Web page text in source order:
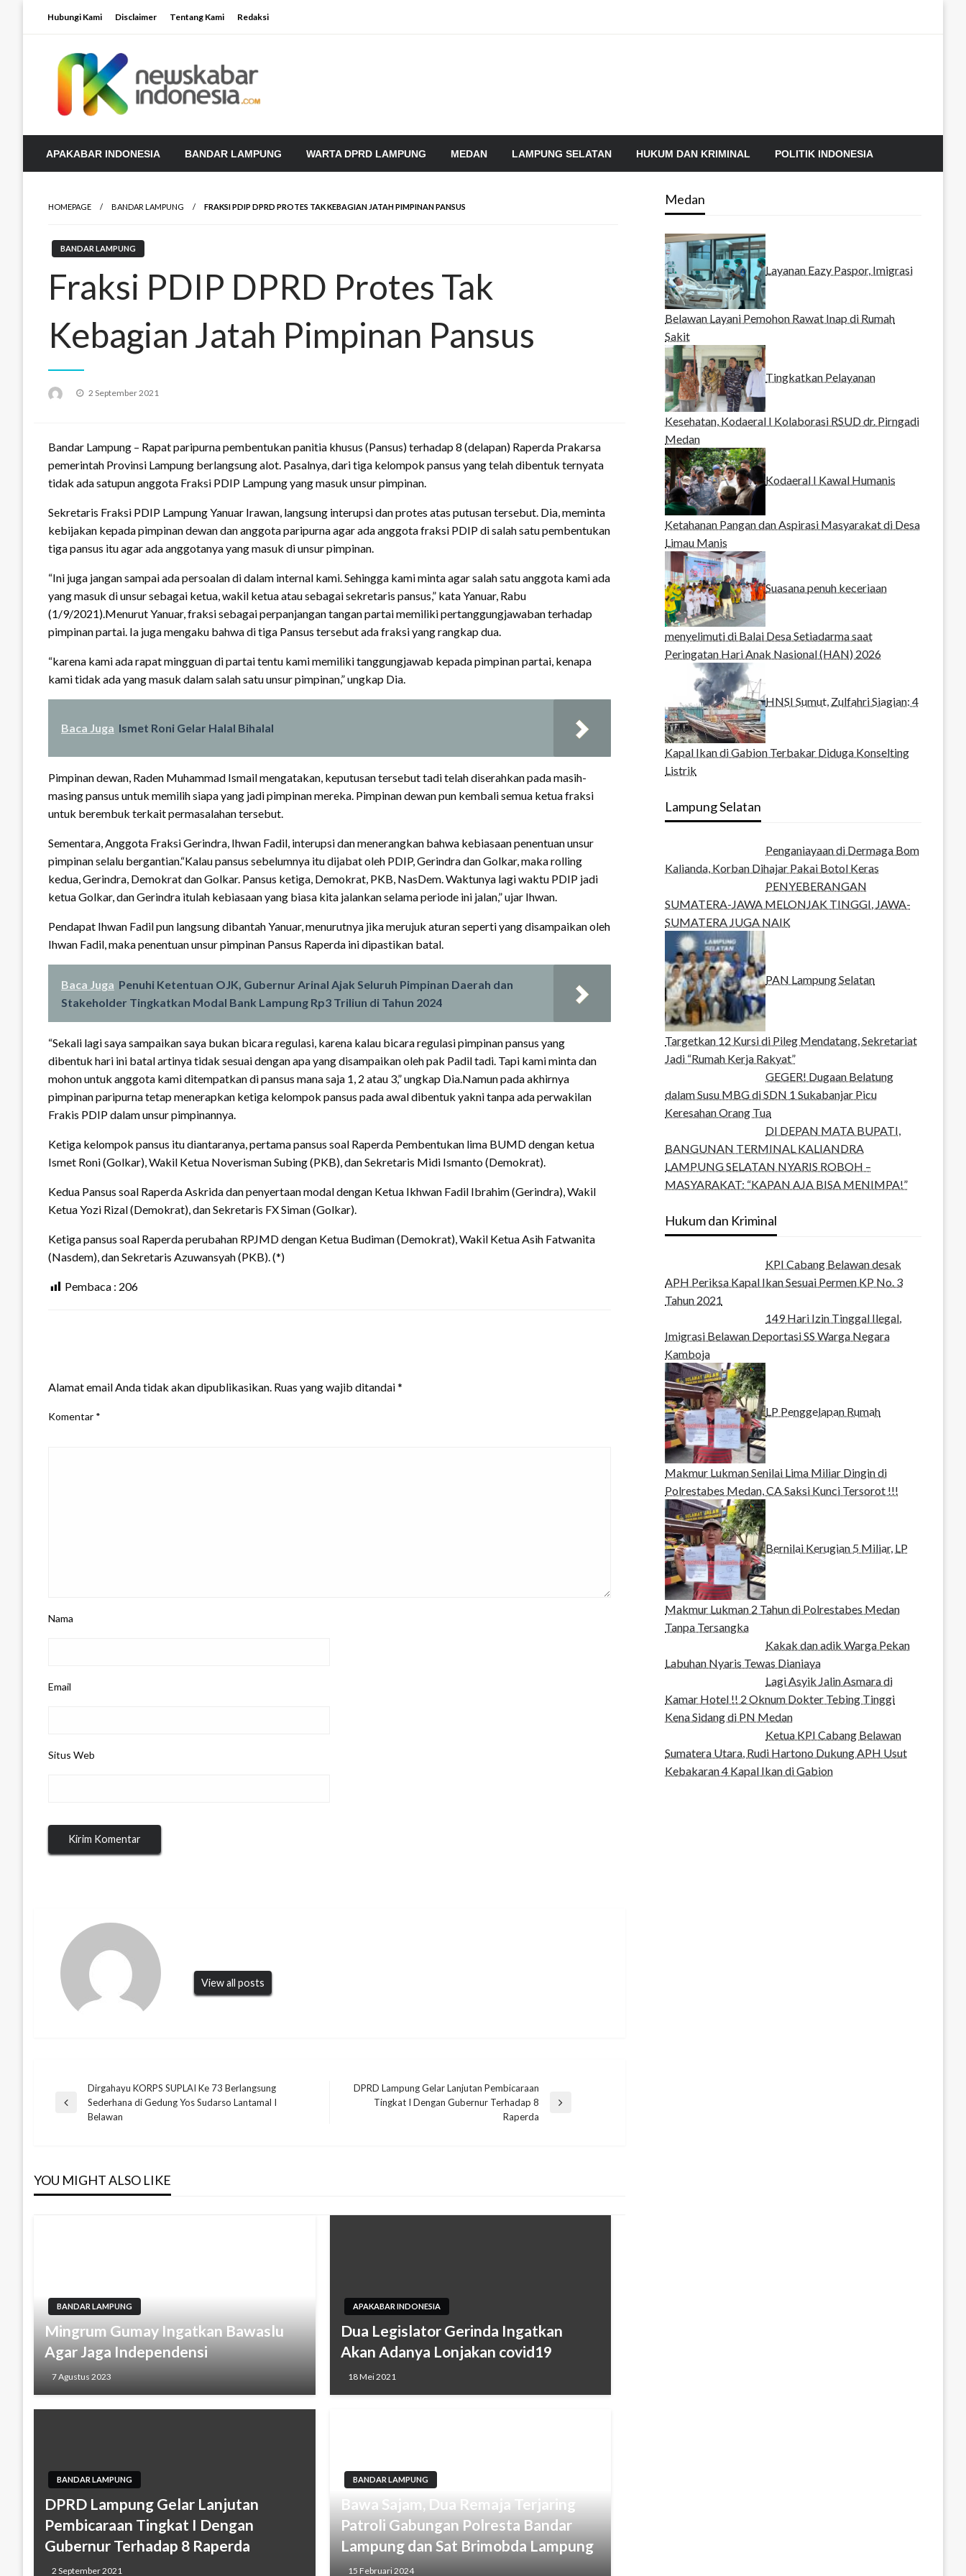
Hubungi Kami Disclaimer Tentang Kami Redaksi
APAKABAR INDONESIA BANDAR LAMPUNG WARTA DPRD LAMPUNG MEDAN LAMPUNG SELATAN HUKUM DAN KRIMINAL POLITIK INDONESIA
HOMEPAGE BANDAR LAMPUNG FRAKSI PDIP DPRD PROTES TAK KEBAGIAN JATAH PIMPINAN PANSUS
BANDAR LAMPUNG
Fraksi PDIP DPRD Protes Tak
Kebagian Jatah Pimpinan Pansus
Posted
2 September 2021
Bandar Lampung – Rapat paripurna pembentukan panitia khusus (Pansus) terhadap 8 (delapan) Raperda Prakarsa
pemerintah Provinsi Lampung berlangsung alot. Pasalnya, dari tiga kelompok pansus yang telah dibentuk ternyata
tidak ada satupun anggota Fraksi PDIP Lampung yang masuk unsur pimpinan.
Sekretaris Fraksi PDIP Lampung Yanuar Irawan, langsung interupsi dan protes atas putusan tersebut. Dia, meminta
kebijakan kepada pimpinan dewan dan anggota paripurna agar ada anggota fraksi PDIP di salah satu pembentukan
tiga pansus itu agar ada anggotanya yang masuk di unsur pimpinan.
“Ini juga jangan sampai ada persoalan di dalam internal kami. Sehingga kami minta agar salah satu anggota kami ada
yang masuk di unsur sebagai ketua, wakil ketua atau sebagai sekretaris pansus,” kata Yanuar, Rabu
(1/9/2021).Menurut Yanuar, fraksi sebagai perpanjangan tangan partai memiliki pertanggungjawaban terhadap
pimpinan partai. Ia juga mengaku bahwa di tiga Pansus tersebut ada fraksi yang rangkap dua.
“karena kami ada rapat mingguan di partai tentu kami memiliki tanggungjawab kepada pimpinan partai, kenapa
kami tidak ada yang masuk dalam salah satu unsur pimpinan,” ungkap Dia.
Baca Juga Ismet Roni Gelar Halal Bihalal
Pimpinan dewan, Raden Muhammad Ismail mengatakan, keputusan tersebut tadi telah diserahkan pada masih-
masing pansus untuk memilih siapa yang jadi pimpinan mereka. Pimpinan dewan pun kembali semua ketua fraksi
untuk berembuk terkait permasalahan tersebut.
Sementara, Anggota Fraksi Gerindra, Ihwan Fadil, interupsi dan menerangkan bahwa kebiasaan penentuan unsur
pimpinan selalu bergantian.“Kalau pansus sebelumnya itu dijabat oleh PDIP, Gerindra dan Golkar, maka rolling
kedua, Gerindra, Demokrat dan Golkar. Pansus ketiga, Demokrat, PKB, NasDem. Waktunya lagi waktu PDIP jadi
ketua Golkar, dan Gerindra itulah kebiasaan yang biasa kita jalankan selama periode ini jalan,” ujar Ihwan.
Pendapat Ihwan Fadil pun langsung dibantah Yanuar, menurutnya jika merujuk aturan seperti yang disampaikan oleh
Ihwan Fadil, maka penentuan unsur pimpinan Pansus Raperda ini dipastikan batal.
Baca Juga Penuhi Ketentuan OJK, Gubernur Arinal Ajak Seluruh Pimpinan Daerah dan
Stakeholder Tingkatkan Modal Bank Lampung Rp3 Triliun di Tahun 2024
“Sekali lagi saya sampaikan saya bukan bicara regulasi, karena kalau bicara regulasi pimpinan pansus yang
dibentuk hari ini batal artinya tidak sesuai dengan apa yang disampaikan oleh pak Padil tadi. Tapi kami minta dan
mohon untuk anggota kami ditempatkan di pansus mana saja 1, 2 atau 3,” ungkap Dia.Namun pada akhirnya
pimpinan paripurna tetap menerapkan ketiga kelompok pansus pada awal dibentuk yakni tanpa ada perwakilan
Frakis PDIP dalam unsur pimpinannya.
Ketiga kelompok pansus itu diantaranya, pertama pansus soal Raperda Pembentukan lima BUMD dengan ketua
Ismet Roni (Golkar), Wakil Ketua Noverisman Subing (PKB), dan Sekretaris Midi Ismanto (Demokrat).
Kedua Pansus soal Raperda Askrida dan penyertaan modal dengan Ketua Ikhwan Fadil Ibrahim (Gerindra), Wakil
Ketua Yozi Rizal (Demokrat), dan Sekretaris FX Siman (Golkar).
Ketiga pansus soal Raperda perubahan RPJMD dengan Ketua Budiman (Demokrat), Wakil Ketua Asih Fatwanita
(Nasdem), dan Sekretaris Azuwansyah (PKB). (*)
Pembaca : 206
Alamat email Anda tidak akan dipublikasikan. Ruas yang wajib ditandai*
Komentar *
Nama
Email
Situs Web
View all posts
Navigasi
Previous
Dirgahayu KORPS SUPLAI Ke 73 Berlangsung
Sederhana di Gedung Yos Sudarso Lantamal I
Belawan
DPRD Lampung Gelar Lanjutan Pembicaraan
Tingkat I Dengan Gubernur Terhadap 8
Raperda
YOU MIGHT ALSO LIKE
BANDAR LAMPUNG
Mingrum Gumay Ingatkan Bawaslu
Agar Jaga Independensi
7 Agustus 2023
APAKABAR INDONESIA
Dua Legislator Gerinda Ingatkan
Akan Adanya Lonjakan covid19
18 Mei 2021
BANDAR LAMPUNG
DPRD Lampung Gelar Lanjutan
Pembicaraan Tingkat I Dengan
Gubernur Terhadap 8 Raperda
2 September 2021
BANDAR LAMPUNG
Bawa Sajam, Dua Remaja Terjaring
Patroli Gabungan Polresta Bandar
Lampung dan Sat Brimobda Lampung
15 Februari 2024
Medan
Layanan Eazy Paspor, Imigrasi
Belawan Layani Pemohon Rawat Inap di Rumah
Sakit
Tingkatkan Pelayanan
Kesehatan, Kodaeral I Kolaborasi RSUD dr. Pirngadi
Medan‎
Kodaeral I Kawal Humanis
Ketahanan Pangan dan Aspirasi Masyarakat di Desa
Limau Manis
Suasana penuh keceriaan
menyelimuti di Balai Desa Setiadarma saat
Peringatan Hari Anak Nasional (HAN) 2026
HNSI Sumut, Zulfahri Siagian: 4
Kapal Ikan di Gabion Terbakar Diduga Konselting
Listrik
Lampung Selatan
Penganiayaan di Dermaga Bom
Kalianda, Korban Dihajar Pakai Botol Keras
PENYEBERANGAN
SUMATERA-JAWA MELONJAK TINGGI, JAWA-
SUMATERA JUGA NAIK
PAN Lampung Selatan
Targetkan 12 Kursi di Pileg Mendatang, Sekretariat
Jadi “Rumah Kerja Rakyat”
GEGER! Dugaan Belatung
dalam Susu MBG di SDN 1 Sukabanjar Picu
Keresahan Orang Tua
DI DEPAN MATA BUPATI,
BANGUNAN TERMINAL KALIANDRA
LAMPUNG SELATAN NYARIS ROBOH –
MASYARAKAT: “KAPAN AJA BISA MENIMPA!”
Hukum dan Kriminal
KPI Cabang Belawan desak
APH Periksa Kapal Ikan Sesuai Permen KP No. 3
Tahun 2021
149 Hari Izin Tinggal Ilegal,
Imigrasi Belawan Deportasi SS Warga Negara
Kamboja
LP Penggelapan Rumah
Makmur Lukman Senilai Lima Miliar Dingin di
Polrestabes Medan, CA Saksi Kunci Tersorot !!!
Bernilai Kerugian 5 Miliar, LP
Makmur Lukman 2 Tahun di Polrestabes Medan
Tanpa Tersangka
Kakak dan adik Warga Pekan
Labuhan Nyaris Tewas Dianiaya
Lagi Asyik Jalin Asmara di
Kamar Hotel !! 2 Oknum Dokter Tebing Tinggi
Kena Sidang di PN Medan
Ketua KPI Cabang Belawan
Sumatera Utara, Rudi Hartono Dukung APH Usut
Kebakaran 4 Kapal Ikan di Gabion